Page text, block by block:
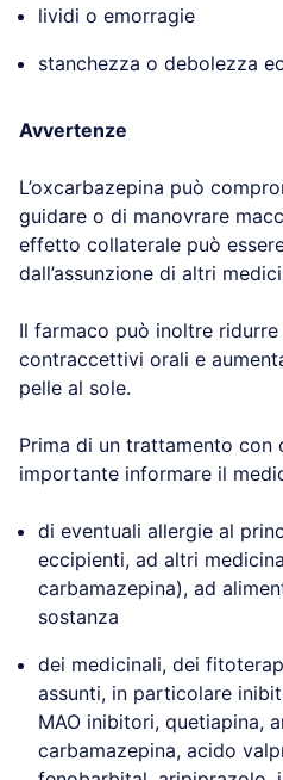
lividi o emorragie
stanchezza o debolezza
Avvertenze
L’oxcarbazepina può
guidare o di manovrare
effetto collaterale può
dall’assunzione di altri
Il farmaco può inoltre ridurre
contraccettivi orali e
pelle al sole.
Prima di un trattamento con
importante informare il
di eventuali allergie al
eccipienti, ad altri
carbamazepina), ad
sostanza
dei medicinali, dei
assunti, in particolare
MAO inibitori, quetiapina,
carbamazepina, acido